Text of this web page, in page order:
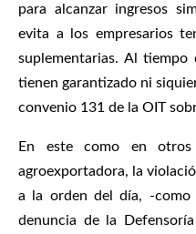
para alcanzar ingresos
evita a los empresarios
suplementarias. Al
tienen garantizado ni
convenio 131 de la OIT
En este como en
agroexportadora, la
a la orden del día, -como
denuncia de la